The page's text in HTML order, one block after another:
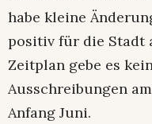
habe kleine
positiv für die Stadt
Zeitplan gebe es
Ausschreibungen
Anfang Juni.